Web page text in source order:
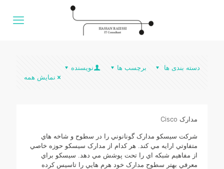
دسته بندی ها برچسب ها
نویسنده
نمایش همه
مدارک Cisco
شرکت سيسکو مدارک گونانوني را در سطوح و شاخه هاي
متفاوتي ارايه مي کند. هر کدام از مدارک سيسکو حوزه خاصي
از مفاهيم شبکه اي را تحت پوشش مي دهد. سيسکو براي
معرفي بهتر سطوح مدارک خود هرم هايي را تاسيس کرده